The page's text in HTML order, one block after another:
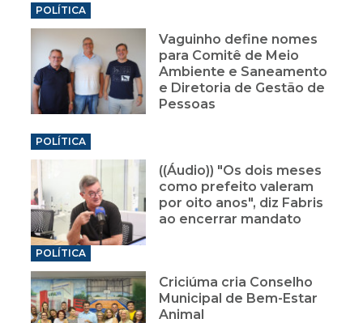
POLÍTICA
Vaguinho define nomes
para Comitê de Meio
Ambiente e Saneamento
e Diretoria de Gestão de
Pessoas
POLÍTICA
((Áudio)) "Os dois meses
como prefeito valeram
por oito anos", diz Fabris
ao encerrar mandato
POLÍTICA
Criciúma cria Conselho
Municipal de Bem-Estar
Animal